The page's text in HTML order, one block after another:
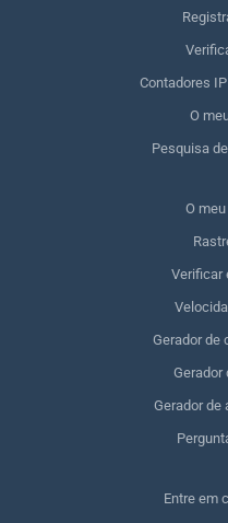
Contadores
O
Pesquisa
O
Verificar
Gerador de
Gerador
Gerador de
Entre em